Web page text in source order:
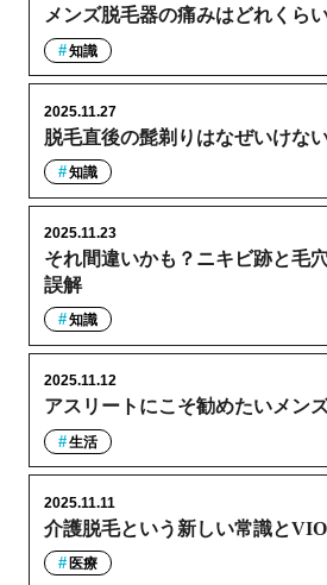
メンズ脱毛器の痛みはどれくら
知識
脱毛直後の髭剃りはなぜいけな
2025.11.27
知識
それ間違いかも？ニキビ跡と毛
誤解
2025.11.23
知識
アスリートにこそ勧めたいメン
2025.11.12
生活
介護脱毛という新しい常識と
2025.11.11
医療